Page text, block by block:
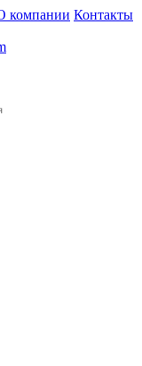
компании Контакты